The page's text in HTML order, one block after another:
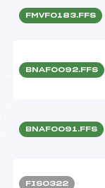
FMVF0183.FFS
BNAF0092.FFS
BNAF0091.FFS
FIS0322